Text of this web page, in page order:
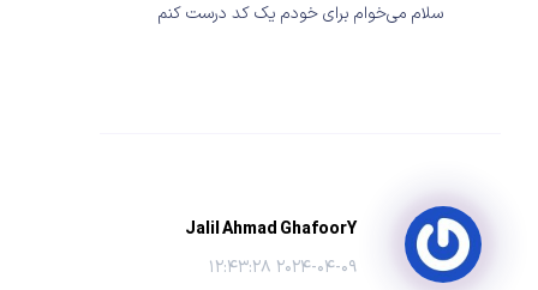
سلام می‌خوام برای خودم یک کد درست کنم
Jalil Ahmad GhafoorY
۲۰۲۴-۰۴-۰۹ ۱۲:۴۳:۲۸